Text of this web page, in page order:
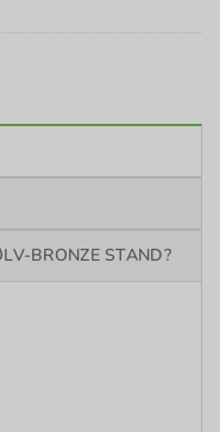
BRONZE STAND?